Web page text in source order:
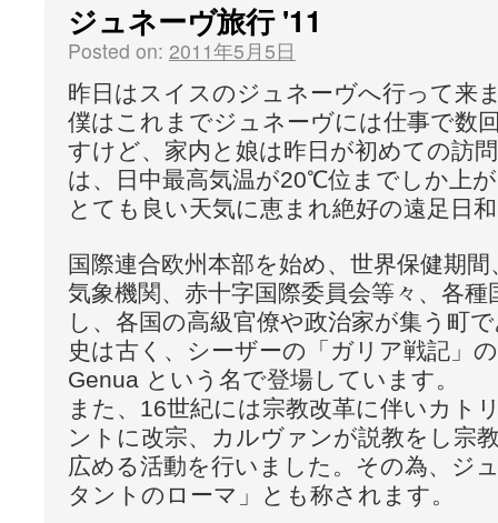
ジュネーヴ旅行 '11
Posted on: 2011年5月5日
昨日はスイスのジュネーヴへ行って来
僕はこれまでジュネーヴには仕事で数
すけど、家内と娘は昨日が初めての訪
は、日中最高気温が20℃位までしか上
とても良い天気に恵まれ絶好の遠足日
国際連合欧州本部を始め、世界保健期
気象機関、赤十字国際委員会等々、各
し、各国の高級官僚や政治家が集う町
史は古く、シーザーの「ガリア戦記」
Genua という名で登場しています。
また、16世紀には宗教改革に伴いカト
ントに改宗、カルヴァンが説教をし宗
広める活動を行いました。その為、ジ
タントのローマ」とも称されます。